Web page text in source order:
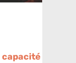
capacité